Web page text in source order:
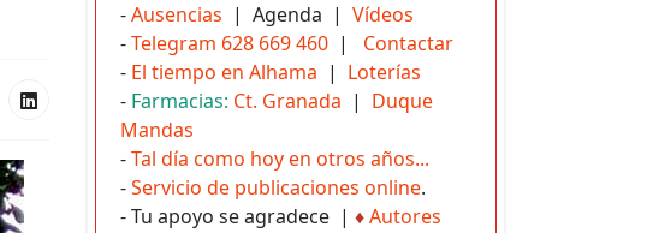
-Ausencias | Agenda | Vídeos
-Telegram 628 669 460 | Contactar
- El tiempo en Alhama | Loterías
- Farmacias: Ct. Granada | Duque
Mandas
-Tal día como hoy en otros años...
-Servicio de publicaciones online.
- Tu apoyo se agradece | ♦Autores